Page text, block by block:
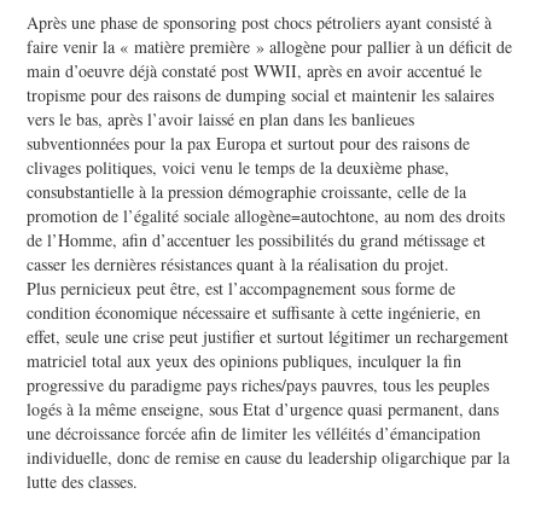
Après une phase de sponsoring post chocs pétroliers ayant consisté à
faire venir la « matière première » allogène pour pallier à un déficit de
main d’oeuvre déjà constaté post WWII, après en avoir accentué le
tropisme pour des raisons de dumping social et maintenir les salaires
vers le bas, après l’avoir laissé en plan dans les banlieues
subventionnées pour la pax Europa et surtout pour des raisons de
clivages politiques, voici venu le temps de la deuxième phase,
consubstantielle à la pression démographie croissante, celle de la
promotion de l’égalité sociale allogène=autochtone, au nom des droits
de l’Homme, afin d’accentuer les possibilités du grand métissage et
casser les dernières résistances quant à la réalisation du projet.
Plus pernicieux peut être, est l’accompagnement sous forme de
condition économique nécessaire et suffisante à cette ingénierie, en
effet, seule une crise peut justifier et surtout légitimer un rechargement
matriciel total aux yeux des opinions publiques, inculquer la fin
progressive du paradigme pays riches/pays pauvres, tous les peuples
logés à la même enseigne, sous Etat d’urgence quasi permanent, dans
une décroissance forcée afin de limiter les vélléités d’émancipation
individuelle, donc de remise en cause du leadership oligarchique par la
lutte des classes.